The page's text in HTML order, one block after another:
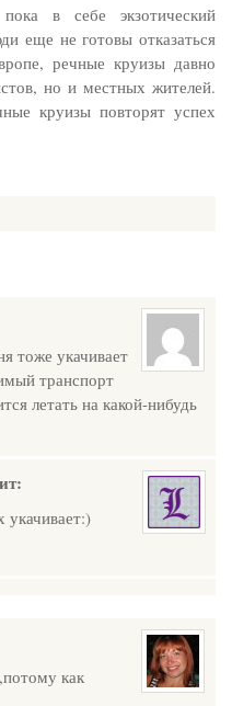
в себе экзотический
еще не готовы отказаться
речные круизы давно
но и местных жителей.
круизы повторят успех
тоже укачивает
транспорт
летать на какой-нибудь
как